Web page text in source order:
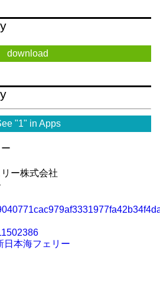
download
"1" in Apps
ー株式会社
日本海フェリー